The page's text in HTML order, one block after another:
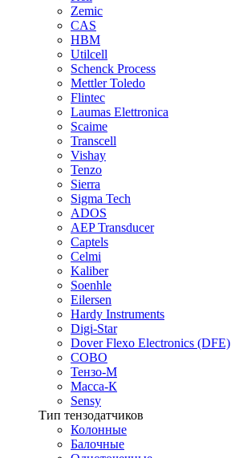
Zemic
CAS
HBM
Utilcell
Schenck Process
Mettler Toledo
Flintec
Laumas Elettronica
Scaime
Transcell
Vishay
Tenzo
Sierra
Sigma Tech
ADOS
AEP Transducer
Captels
Celmi
Kaliber
Soenhle
Eilersen
Hardy Instruments
Digi-Star
Dover Flexo Electronics (DFE)
COBO
Тензо-М
Масса-К
Sensy
Тип тензодатчиков
Колонные
Балочные